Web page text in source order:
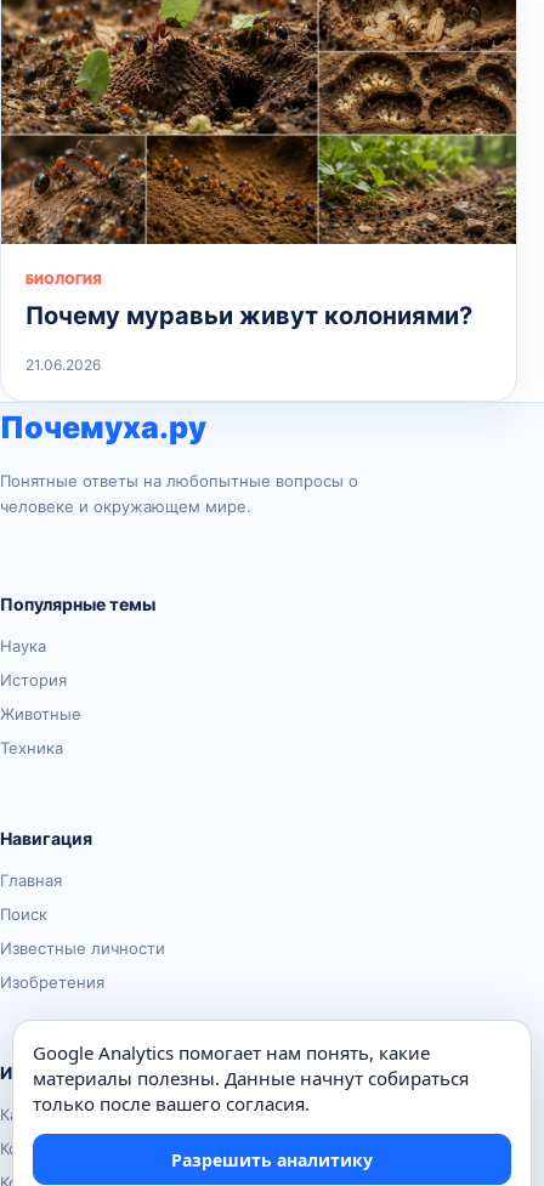
БИОЛОГИЯ
Почему муравьи живут колониями?
21.06.2026
Почемуха.ру
Понятные ответы на любопытные вопросы о
человеке и окружающем мире.
Популярные темы
Наука
История
Животные
Техника
Навигация
Главная
Поиск
Известные личности
Изобретения
Информация
Карта сайта
Контакты
Google Analytics помогает нам понять, какие
материалы полезны. Данные начнут собираться
только после вашего согласия.
Разрешить аналитику